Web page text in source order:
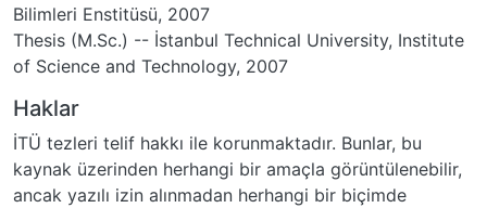
Bilimleri Enstitüsü, 2007
Thesis (M.Sc.) -- İstanbul Technical University, Institute
of Science and Technology, 2007
Haklar
İTÜ tezleri telif hakkı ile korunmaktadır. Bunlar, bu
kaynak üzerinden herhangi bir amaçla görüntülenebilir,
ancak yazılı izin alınmadan herhangi bir biçimde